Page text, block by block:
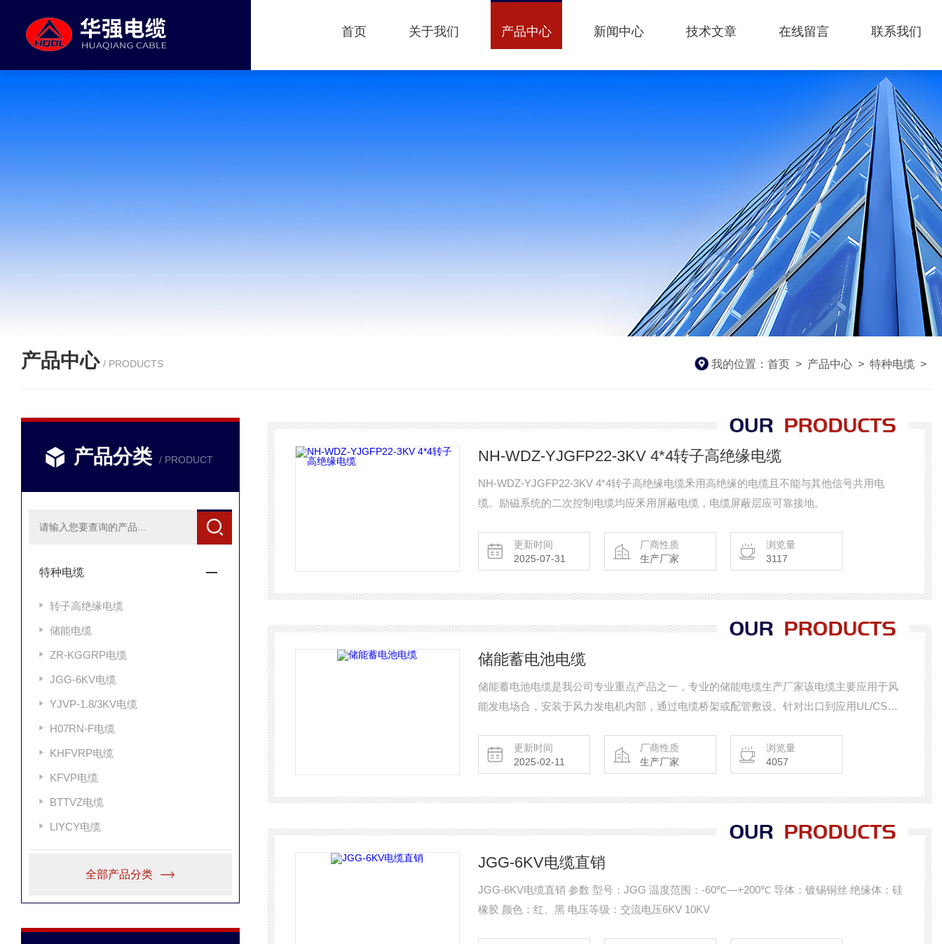
首页 关于我们 产品中心 新闻中心 技术文章 在线留言 联系我们
产品中心 / PRODUCTS 我的位置： 首页 > 产品中心 > 特种电缆 >
产品分类 / PRODUCT
特种电缆
转子高绝缘电缆
储能电缆
ZR-KGGRP电缆
JGG-6KV电缆
YJVP-1.8/3KV电缆
H07RN-F电缆
KHFVRP电缆
KFVP电缆
BTTVZ电缆
LIYCY电缆
全部产品分类
NH-WDZ-YJGFP22-3KV 4*4转子高绝缘电缆
NH-WDZ-YJGFP22-3KV 4*4转子高绝缘电缆釆用高绝缘的电缆且不能与其他信号共用电
缆。励磁系统的二次控制电缆均应釆用屏蔽电缆，电缆屏蔽层应可靠接地。
更新时间
2025-07-31
厂商性质
生产厂家
浏览量
3117
储能蓄电池电缆
储能蓄电池电缆是我公司专业重点产品之一，专业的储能电缆生产厂家该电缆主要应用于风
能发电场合，安装于风力发电机内部，通过电缆桥架或配管敷设。针对出口到应用UL/CSA
更新时间
2025-02-11
厂商性质
生产厂家
浏览量
4057
JGG-6KV电缆直销
JGG-6KV电缆直销 参数 型号：JGG 温度范围：-60℃—+200℃ 导体：镀锡铜丝 绝缘体：硅
橡胶 颜色：红、黑 电压等级：交流电压6KV 10KV